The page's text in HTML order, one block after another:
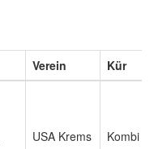
Verein Kür
USA Krems Kombi